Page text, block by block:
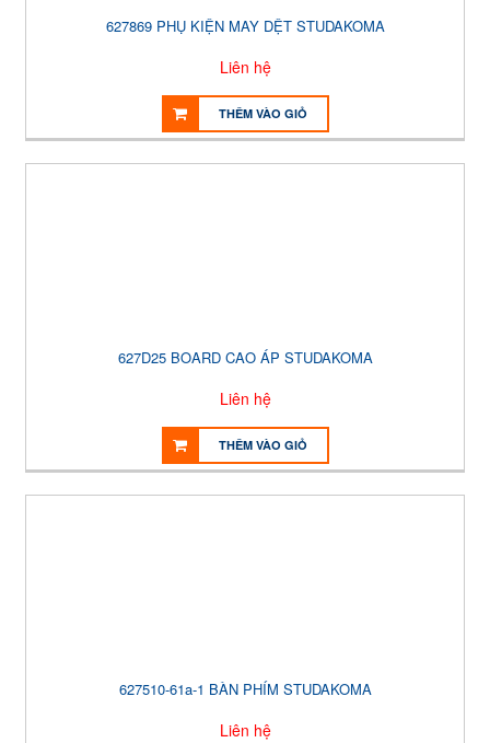
627869 PHỤ KIỆN MAY DỆT STUDAKOMA
Liên hệ
THÊM VÀO GIỎ
627D25 BOARD CAO ÁP STUDAKOMA
Liên hệ
THÊM VÀO GIỎ
627510-61a-1 BÀN PHÍM STUDAKOMA
Liên hệ